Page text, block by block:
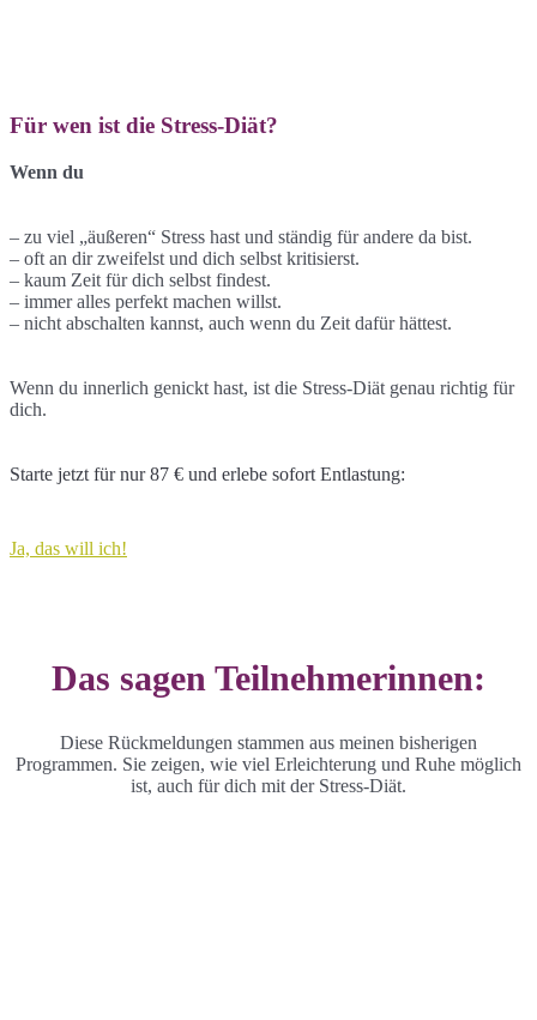
Für wen ist die Stress-Diät?
Wenn du
– zu viel „äußeren“ Stress hast und ständig für andere da bist.
– oft an dir zweifelst und dich selbst kritisierst.
– kaum Zeit für dich selbst findest.
– immer alles perfekt machen willst.
– nicht abschalten kannst, auch wenn du Zeit dafür hättest.
Wenn du innerlich genickt hast, ist die Stress-Diät genau richtig für
dich.
Starte jetzt für nur 87 € und erlebe sofort Entlastung:
Ja, das will ich!
Das sagen Teilnehmerinnen:
Diese Rückmeldungen stammen aus meinen bisherigen
Programmen. Sie zeigen, wie viel Erleichterung und Ruhe möglich
ist, auch für dich mit der Stress-Diät.